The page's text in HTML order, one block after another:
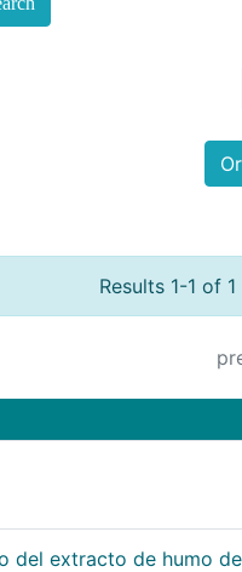
Results 1-1 of
del extracto de humo